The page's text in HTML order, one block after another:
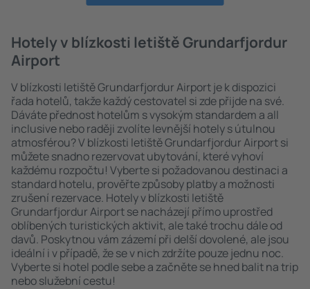
Hotely v blízkosti letiště Grundarfjordur
Airport
V blízkosti letiště Grundarfjordur Airport je k dispozici
řada hotelů, takže každý cestovatel si zde přijde na své.
Dáváte přednost hotelům s vysokým standardem a all
inclusive nebo raději zvolíte levnější hotely s útulnou
atmosférou? V blízkosti letiště Grundarfjordur Airport si
můžete snadno rezervovat ubytování, které vyhoví
každému rozpočtu! Vyberte si požadovanou destinaci a
standard hotelu, prověřte způsoby platby a možnosti
zrušení rezervace. Hotely v blízkosti letiště
Grundarfjordur Airport se nacházejí přímo uprostřed
oblíbených turistických aktivit, ale také trochu dále od
davů. Poskytnou vám zázemí při delší dovolené, ale jsou
ideální i v případě, že se v nich zdržíte pouze jednu noc.
Vyberte si hotel podle sebe a začněte se hned balit na trip
nebo služební cestu!